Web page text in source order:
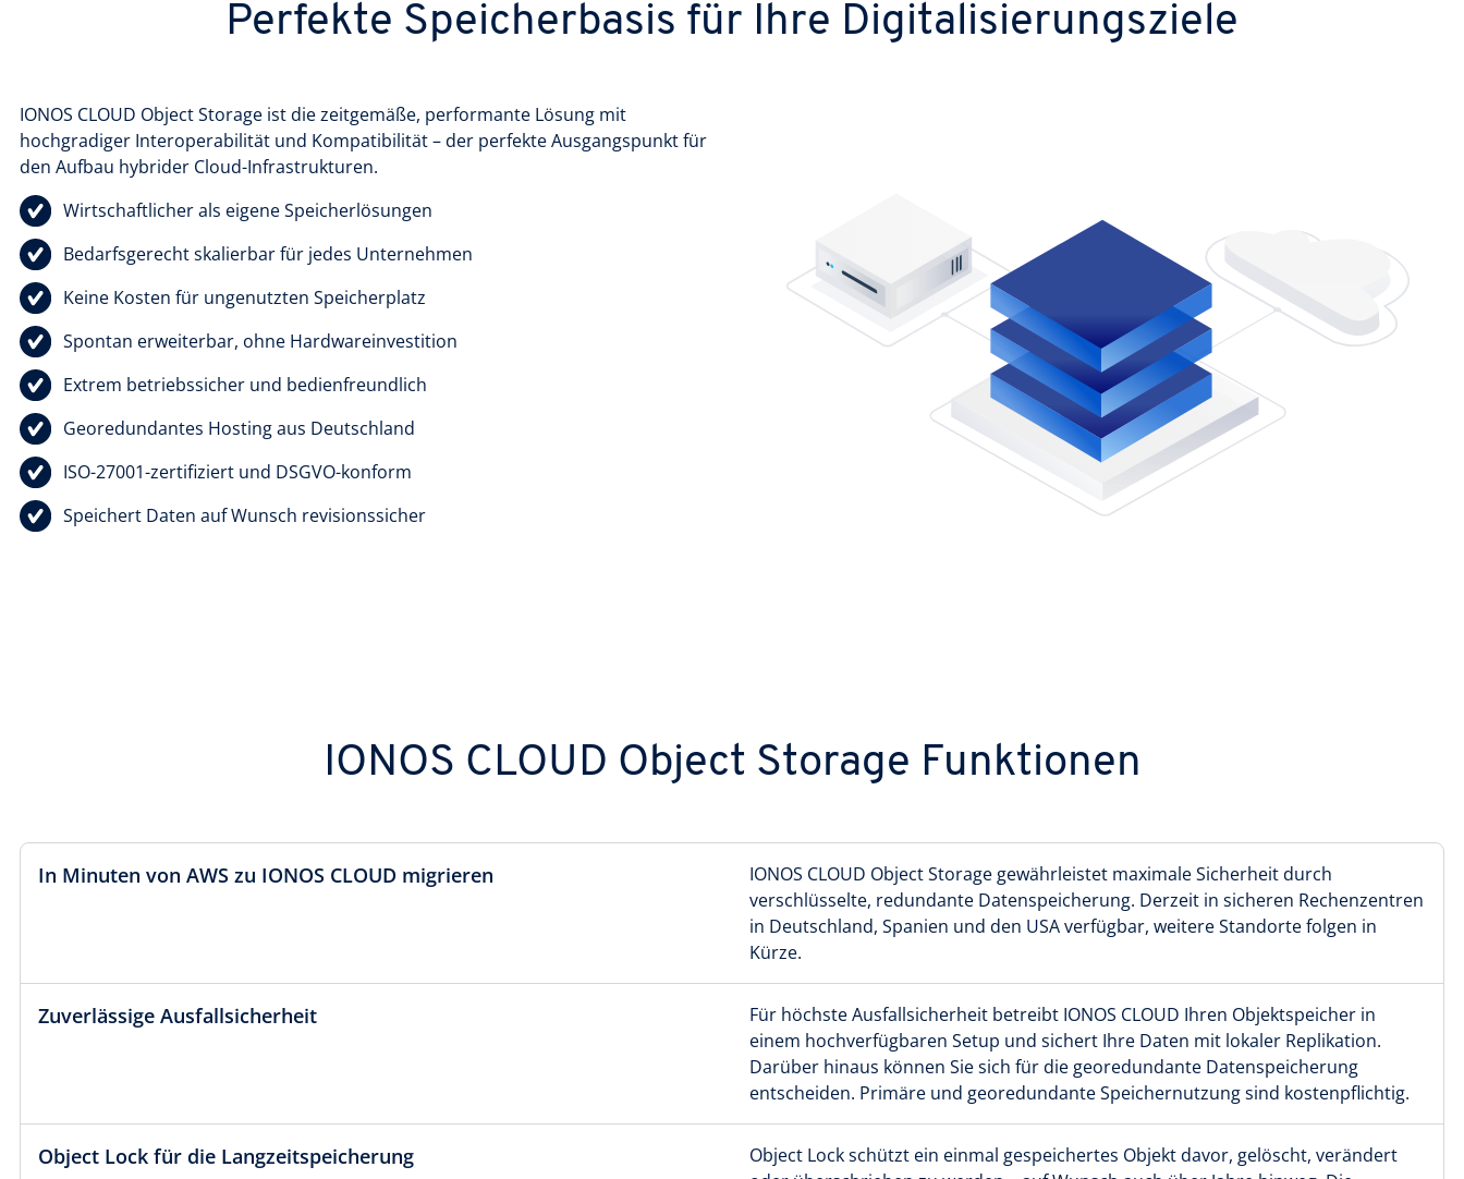
Perfekte Speicherbasis für Ihre Digitalisierungsziele
IONOS CLOUD Object Storage ist die zeitgemäße, performante Lösung mit
hochgradiger Interoperabilität und Kompatibilität – der perfekte Ausgangspunkt für
den Aufbau hybrider Cloud-Infrastrukturen.
Wirtschaftlicher als eigene Speicherlösungen
Bedarfsgerecht skalierbar für jedes Unternehmen
Keine Kosten für ungenutzten Speicherplatz
Spontan erweiterbar, ohne Hardwareinvestition
Extrem betriebssicher und bedienfreundlich
Georedundantes Hosting aus Deutschland
ISO-27001-zertifiziert und DSGVO-konform
Speichert Daten auf Wunsch revisionssicher
IONOS CLOUD Object Storage Funktionen
In Minuten von AWS zu IONOS CLOUD migrieren
IONOS CLOUD Object Storage gewährleistet maximale Sicherheit durch
verschlüsselte, redundante Datenspeicherung. Derzeit in sicheren Rechenzentren
in Deutschland, Spanien und den USA verfügbar, weitere Standorte folgen in
Kürze.
Zuverlässige Ausfallsicherheit
Für höchste Ausfallsicherheit betreibt IONOS CLOUD Ihren Objektspeicher in
einem hochverfügbaren Setup und sichert Ihre Daten mit lokaler Replikation.
Darüber hinaus können Sie sich für die georedundante Datenspeicherung
entscheiden. Primäre und georedundante Speichernutzung sind kostenpflichtig.
Object Lock für die Langzeitspeicherung
Object Lock schützt ein einmal gespeichertes Objekt davor, gelöscht, verändert